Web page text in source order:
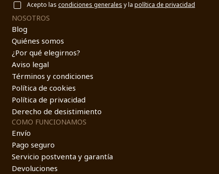
Acepto las condiciones generales y la política de privacidad
NOSOTROS
Blog
Quiénes somos
¿Por qué elegirnos?
Aviso legal
Términos y condiciones
Política de cookies
Política de privacidad
Derecho de desistimiento
COMO FUNCIONAMOS
Envío
Pago seguro
Servicio postventa y garantía
Devoluciones